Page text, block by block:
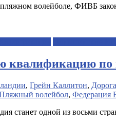
волейболе, ФИВБ
квалификацию по
, Грейн Каллитон,
волейбол, Федерация
станет одной из восьми